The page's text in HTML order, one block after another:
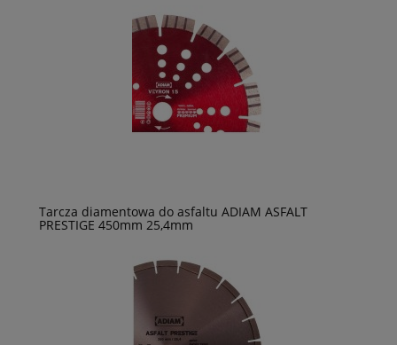
Tarcza diamentowa do asfaltu ADIAM ASFALT
PRESTIGE 450mm 25,4mm